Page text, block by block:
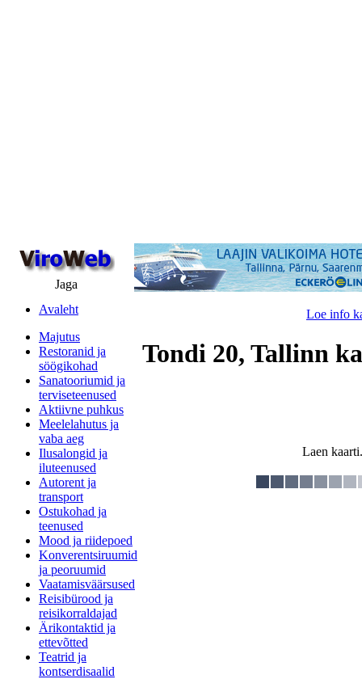
Jaga
Avaleht
Majutus
Restoranid ja
söögikohad
Sanatooriumid ja
terviseteenused
Aktiivne puhkus
Meelelahutus ja
vaba aeg
Ilusalongid ja
iluteenused
Autorent ja
transport
Ostukohad ja
teenused
Mood ja riidepoed
Konverentsiruumid
ja peoruumid
Vaatamisväärsused
Reisibürood ja
reisikorraldajad
Ärikontaktid ja
ettevõtted
Teatrid ja
kontserdisaalid
Loe info
Tondi 20, Tallinn
Laen